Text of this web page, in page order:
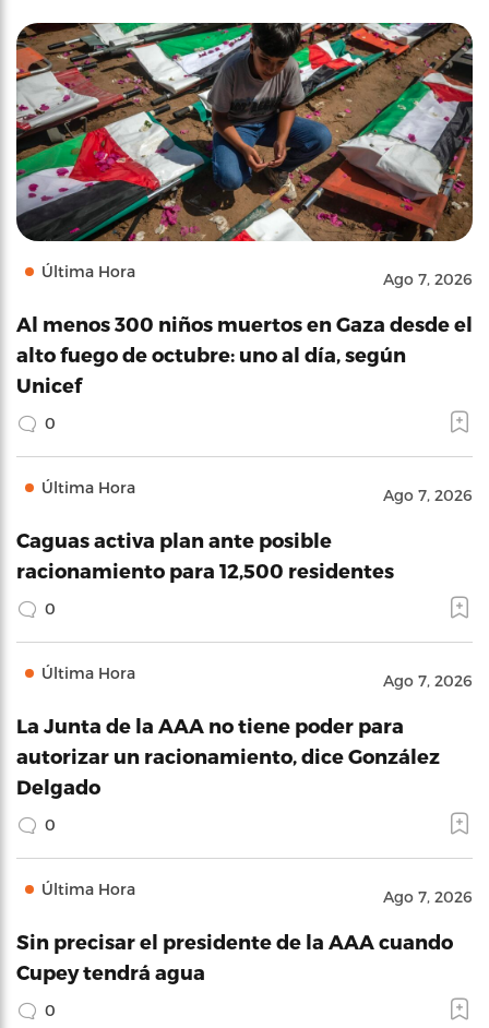
Última Hora Ago 7, 2026
Al menos 300 niños muertos en Gaza desde el
alto fuego de octubre: uno al día, según
Unicef
0
Última Hora Ago 7, 2026
Caguas activa plan ante posible
racionamiento para 12,500 residentes
0
Última Hora Ago 7, 2026
La Junta de la AAA no tiene poder para
autorizar un racionamiento, dice González
Delgado
0
Última Hora Ago 7, 2026
Sin precisar el presidente de la AAA cuando
Cupey tendrá agua
0